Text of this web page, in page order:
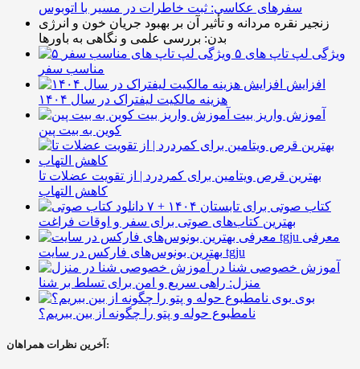
سفرهای عکاسی: ثبت خاطرات در مسیر با اتوبوس
زنجیر نقره مردانه و تأثیر آن بر بهبود جریان خون و انرژی
بدن: بررسی علمی و نگاهی به باورها
۵ ویژگی لپ تاپ های
مناسب سفر
افزایش
هزینه مالکیت لیفتراک در سال ۱۴۰۴
آموزش واریز بیت
کوین به بیت پین
بهترین قرص ویتامین برای کمردرد | از تقویت عضلات تا
کاهش التهاب
۷ کتاب صوتی برای تابستان ۱۴۰۴ +
بهترین کتاب‌های صوتی برای سفر و اوقات فراغت
معرفی
بهترین بونوس‌های فارکس در سایت tgju
آموزش خصوصی شنا در
منزل: راهی سریع و امن برای تسلط بر شنا
بوی
نامطبوع حوله و پتو را چگونه از بین ببریم؟
آخرین نظرات همراهان: